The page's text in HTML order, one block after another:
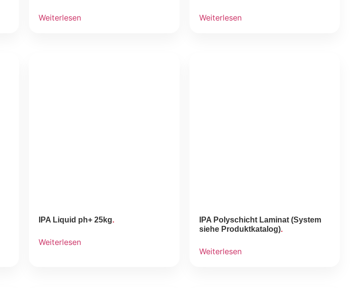
Weiterlesen Weiterlesen
IPA Liquid ph+ 25kg
Weiterlesen
IPA Polyschicht Laminat (System
siehe Produktkatalog)
Weiterlesen